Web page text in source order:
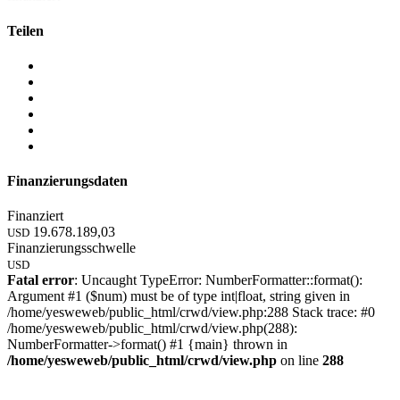
Teilen
Finanzierungsdaten
Finanziert
USD 19.678.189,03
Finanzierungsschwelle
USD
Fatal error: Uncaught TypeError: NumberFormatter::format():
Argument #1 ($num) must be of type int|float, string given in
/home/yesweweb/public_html/crwd/view.php:288 Stack trace: #0
/home/yesweweb/public_html/crwd/view.php(288):
NumberFormatter->format() #1 {main} thrown in
/home/yesweweb/public_html/crwd/view.php on line 288